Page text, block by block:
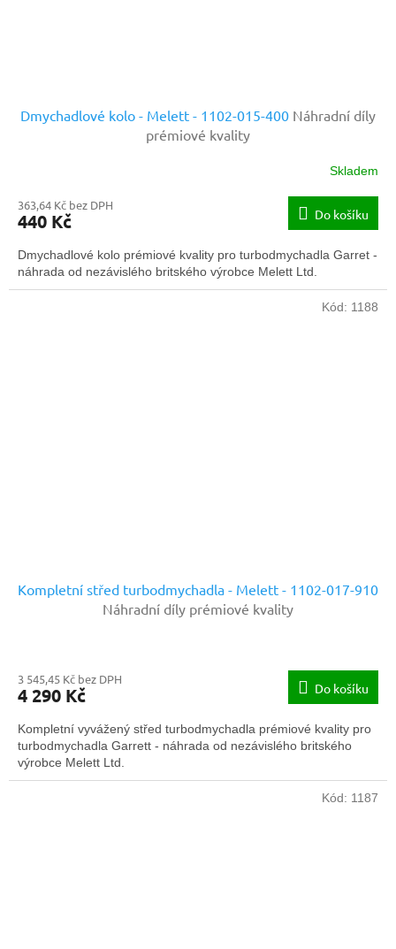
Dmychadlové kolo - Melett - 1102-015-400 Náhradní díly
prémiové kvality
Skladem
363,64 Kč bez DPH
440 Kč Do košíku
Dmychadlové kolo prémiové kvality pro turbodmychadla Garret -
náhrada od nezávislého britského výrobce Melett Ltd.
Kompletní střed turbodmychadla - Melett - 1102-017-910
Náhradní díly prémiové kvality
3 545,45 Kč bez DPH
4 290 Kč Do košíku
Kompletní vyvážený střed turbodmychadla prémiové kvality pro
turbodmychadla Garrett - náhrada od nezávislého britského
výrobce Melett Ltd.
Kód: 1188
Kód: 1187